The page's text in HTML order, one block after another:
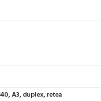
A3, duplex, retea